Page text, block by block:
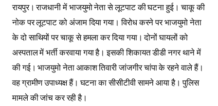
रायपुर। राजधानी में भाजयुमो नेता से लूटपाट की घटना हुई। चाकू की
नोक पर लूटपाट को अंजाम दिया गया। विरोध करने पर भाजयुमो नेता
के दो साथियों पर चाकू से हमला कर दिया गया। दोनों घायलों को
अस्पताल में भर्ती करवाया गया है। इसकी शिकायत डीडी नगर थाने में
की गई। भाजयुमो नेता आकाश तिवारी जांजगीर चांपा के रहने वाले हैं।
वह ग्रामीण उपाध्यक्ष हैं। घटना का सीसीटीवी सामने आया है। पुलिस
मामले की जांच कर रही है।